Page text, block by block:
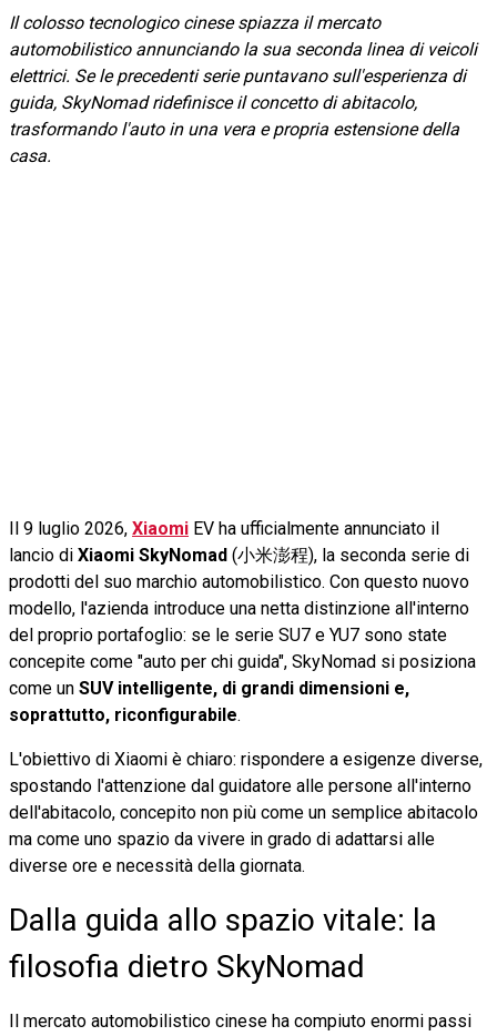
Il colosso tecnologico cinese spiazza il mercato
automobilistico annunciando la sua seconda linea di veicoli
elettrici. Se le precedenti serie puntavano sull'esperienza di
guida, SkyNomad ridefinisce il concetto di abitacolo,
trasformando l'auto in una vera e propria estensione della
casa.
Il 9 luglio 2026, Xiaomi EV ha ufficialmente annunciato il
lancio di Xiaomi SkyNomad (小米澎程), la seconda serie di
prodotti del suo marchio automobilistico. Con questo nuovo
modello, l'azienda introduce una netta distinzione all'interno
del proprio portafoglio: se le serie SU7 e YU7 sono state
concepite come "auto per chi guida", SkyNomad si posiziona
come un SUV intelligente, di grandi dimensioni e,
soprattutto, riconfigurabile.
L'obiettivo di Xiaomi è chiaro: rispondere a esigenze diverse,
spostando l'attenzione dal guidatore alle persone all'interno
dell'abitacolo, concepito non più come un semplice abitacolo
ma come uno spazio da vivere in grado di adattarsi alle
diverse ore e necessità della giornata.
Dalla guida allo spazio vitale: la
filosofia dietro SkyNomad
Il mercato automobilistico cinese ha compiuto enormi passi